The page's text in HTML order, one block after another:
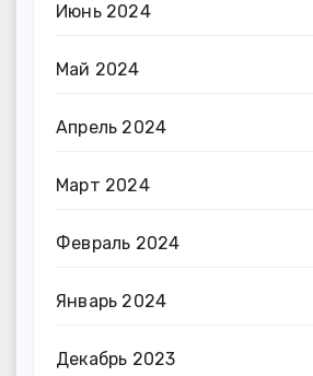
Июнь 2024
Май 2024
Апрель 2024
Март 2024
Февраль 2024
Январь 2024
Декабрь 2023